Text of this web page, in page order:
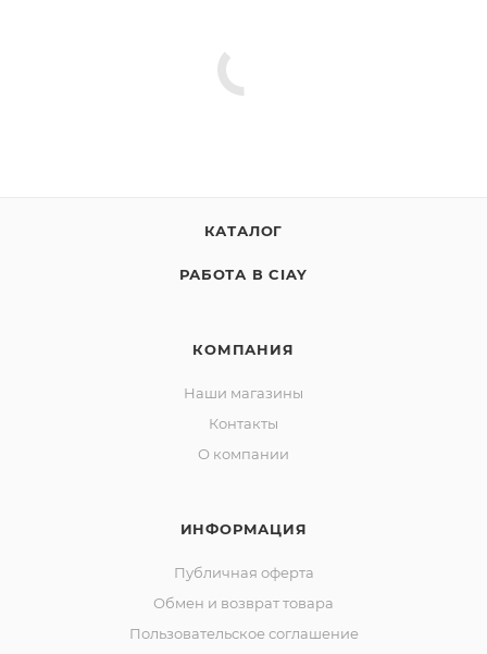
КАТАЛОГ
РАБОТА В CIAY
КОМПАНИЯ
Наши магазины
Контакты
О компании
ИНФОРМАЦИЯ
Публичная оферта
Обмен и возврат товара
Пользовательское соглашение